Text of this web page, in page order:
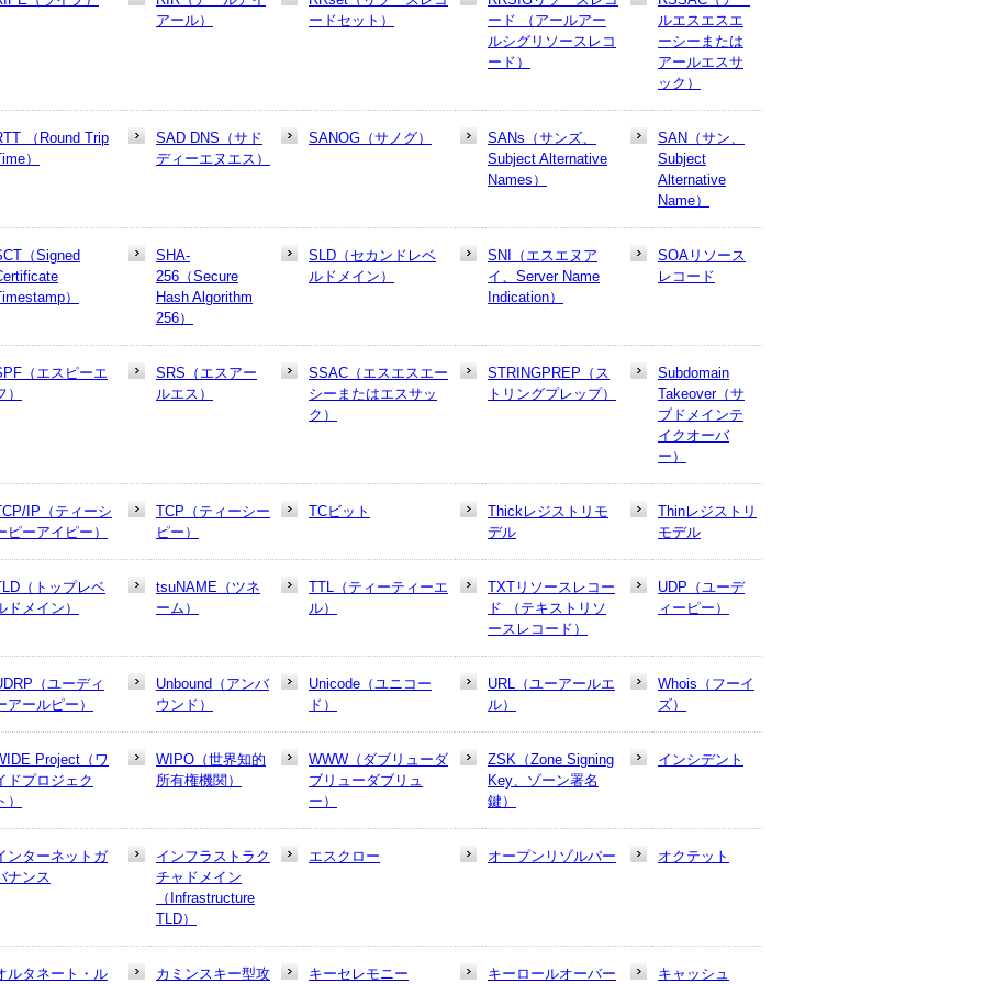
アール）
ードセット）
ード （アールアー
ルシグリソースレコ
ード）
ルエスエスエ
ーシーまたは
アールエスサ
ック）
（Round Trip
）
SAD DNS（サド
ディーエヌエス）
SANOG（サノグ）
SANs（サンズ、
Subject Alternative
Names）
SAN（サン、
Subject
Alternative
Name）
（Signed
）
SHA-
256（Secure
Hash Algorithm
256）
SLD（セカンドレベ
ルドメイン）
SNI（エスエヌア
イ、Server Name
Indication）
SOAリソース
レコード
（エスピーエ
）
SRS（エスアー
ルエス）
SSAC（エスエスエー
シーまたはエスサッ
ク）
STRINGPREP（ス
トリングプレップ）
Subdomain
Takeover（サ
ブドメインテ
イクオーバ
ー）
IP（ティーシ
ピーアイピー）
TCP（ティーシー
ピー）
TCビット
Thickレジストリモ
デル
Thinレジストリ
モデル
（トップレベ
ドメイン）
tsuNAME（ツネ
ーム）
TTL（ティーティーエ
ル）
TXTリソースレコー
ド （テキストリソ
ースレコード）
UDP（ユーデ
ィーピー）
（ユーディ
アールピー）
Unbound（アンバ
ウンド）
Unicode（ユニコー
ド）
URL（ユーアールエ
ル）
Whois（フーイ
ズ）
Project（ワ
ドプロジェク
）
WIPO（世界知的
所有権機関）
WWW（ダブリューダ
ブリューダブリュ
ー）
ZSK（Zone Signing
Key、ゾーン署名
鍵）
インシデント
ンターネットガ
ナンス
インフラストラク
チャドメイン
（Infrastructure
TLD）
エスクロー オープンリゾルバー オクテット
ルタネート・ル カミンスキー型攻 キーセレモニー キーロールオーバー キャッシュ